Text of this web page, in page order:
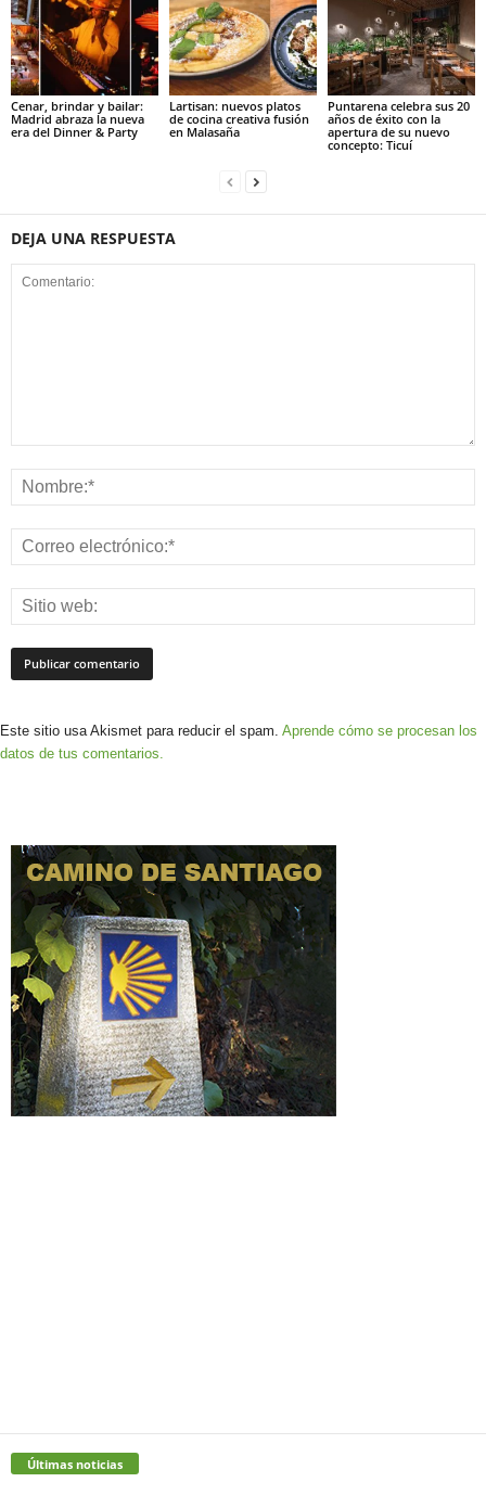
Cenar, brindar y bailar:
Madrid abraza la nueva
era del Dinner & Party
Lartisan: nuevos platos
de cocina creativa fusión
en Malasaña
Puntarena celebra sus 20
años de éxito con la
apertura de su nuevo
concepto: Ticuí
DEJA UNA RESPUESTA
Este sitio usa Akismet para reducir el spam. Aprende cómo se procesan los
datos de tus comentarios.
Últimas noticias